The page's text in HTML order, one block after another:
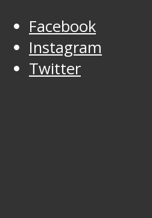
Facebook
Instagram
Twitter